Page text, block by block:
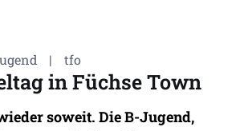
| tfo
in Füchse Town
soweit. Die B-Jugend,